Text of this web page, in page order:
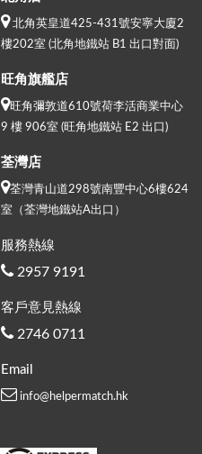
北角英皇道425-431號安寧大廈2
樓202室 (北角地鐵站 B1 出口對面)
旺角旗艦店
旺角彌敦道610號荷李活商業中心
9 樓 906室 (旺角地鐵站 E2 出口)
荃灣店
荃灣青山道298號南豐中心6樓624
室（荃灣地鐵站A出口）
服務熱線
2957 9191
客戶意見熱線
2746 0711
Email
info@helpermatch.hk